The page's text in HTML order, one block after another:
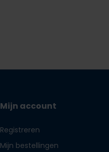
Mijn account
Registreren
Mijn bestellingen